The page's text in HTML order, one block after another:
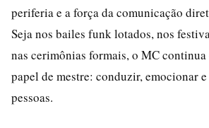
periferia e a força da comunicação
Seja nos bailes funk lotados, nos
nas cerimônias formais, o MC continua
papel de mestre: conduzir, emocionar
pessoas.